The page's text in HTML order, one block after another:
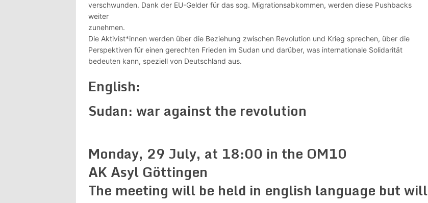
verschwunden. Dank der EU-Gelder für das sog. Migrationsabkommen, werden diese Pushbacks
weiter
zunehmen.
Die Aktivist*innen werden über die Beziehung zwischen Revolution und Krieg sprechen, über die
Perspektiven für einen gerechten Frieden im Sudan und darüber, was internationale Solidarität
bedeuten kann, speziell von Deutschland aus.
English:
Sudan: war against the revolution
Monday, 29 July, at 18:00 in the OM10
AK Asyl Göttingen
The meeting will be held in english language but will